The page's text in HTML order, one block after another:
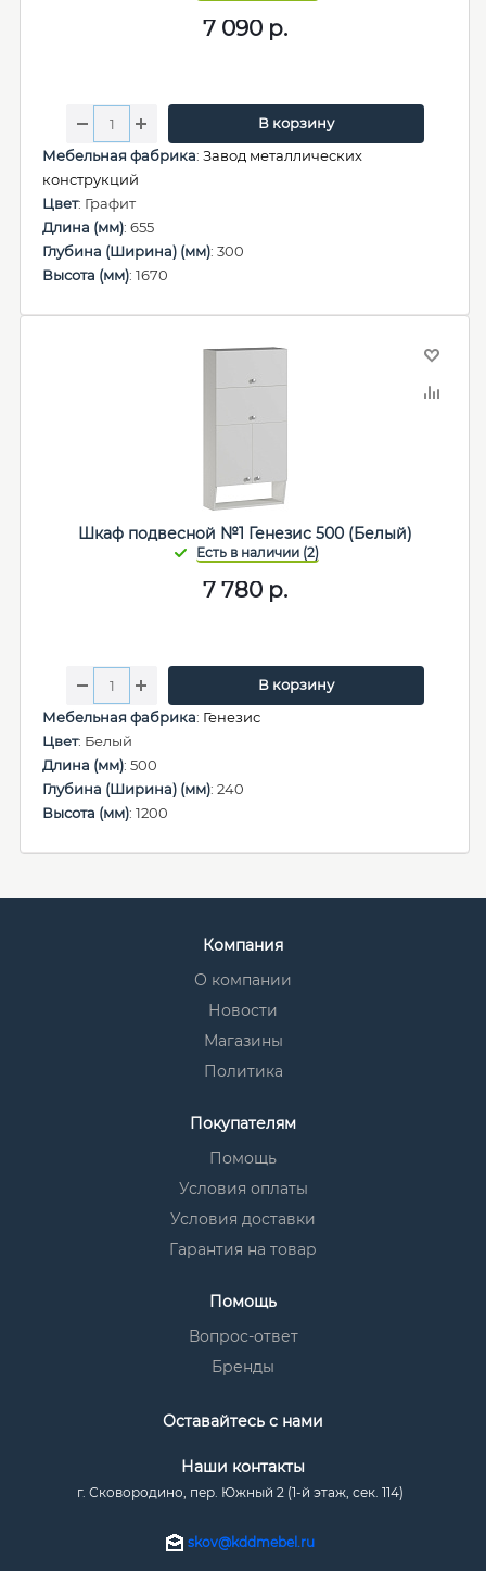
7 090 р.
В корзину
Мебельная фабрика: Завод металлических
конструкций
Цвет: Графит
Длина (мм): 655
Глубина (Ширина) (мм): 300
Высота (мм): 1670
Шкаф подвесной №1 Генезис 500 (Белый)
7 780 р.
В корзину
Мебельная фабрика: Генезис
Цвет: Белый
Длина (мм): 500
Глубина (Ширина) (мм): 240
Высота (мм): 1200
Компания
О компании
Новости
Магазины
Политика
Покупателям
Помощь
Условия оплаты
Условия доставки
Гарантия на товар
Помощь
Вопрос-ответ
Бренды
Оставайтесь с нами
Наши контакты
г. Сковородино, пер. Южный 2 (1-й этаж, сек. 114)
skov@kddmebel.ru